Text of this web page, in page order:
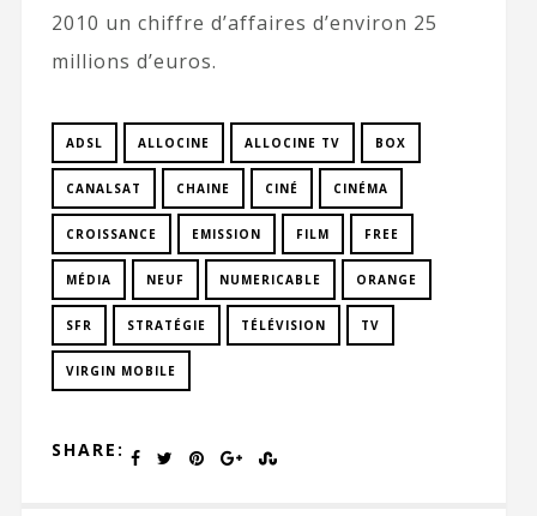
2010 un chiffre d’affaires d’environ 25
millions d’euros.
ADSL ALLOCINE ALLOCINE TV BOX
CANALSAT CHAINE CINÉ CINÉMA
CROISSANCE EMISSION FILM FREE
MÉDIA NEUF NUMERICABLE ORANGE
SFR STRATÉGIE TÉLÉVISION TV
VIRGIN MOBILE
SHARE: